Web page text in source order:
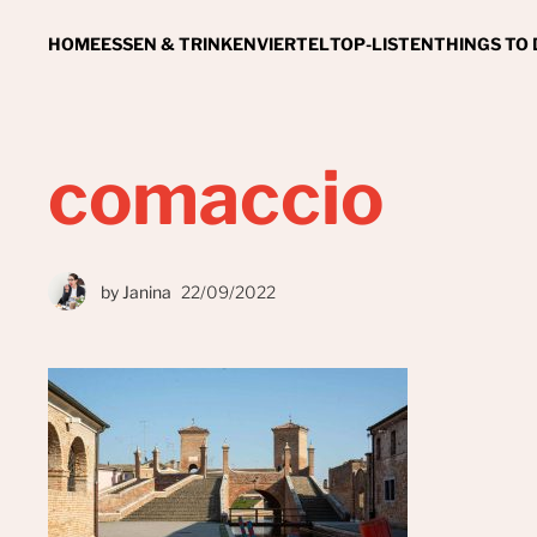
HOMEESSEN & TRINKENVIERTELTOP-LISTENTHINGS TO
comaccio
by Janina 22/09/2022